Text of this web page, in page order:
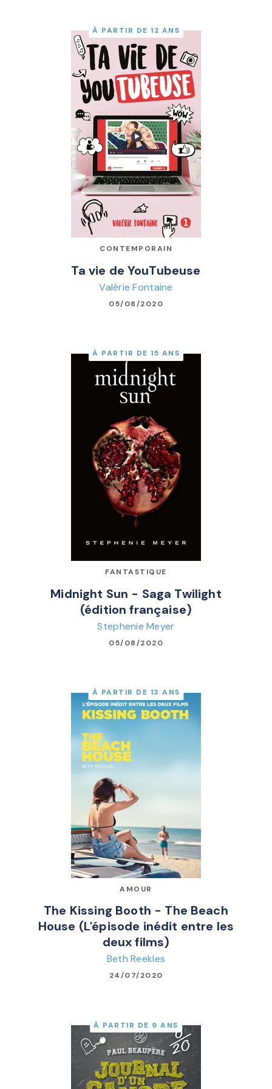
À PARTIR DE 12 ANS
CONTEMPORAIN
Ta vie de YouTubeuse
Valérie Fontaine
05/08/2020
À PARTIR DE 15 ANS
FANTASTIQUE
Midnight Sun - Saga Twilight
(édition française)
Stephenie Meyer
05/08/2020
À PARTIR DE 13 ANS
AMOUR
The Kissing Booth - The Beach
House (L'épisode inédit entre les
deux films)
Beth Reekles
24/07/2020
À PARTIR DE 9 ANS